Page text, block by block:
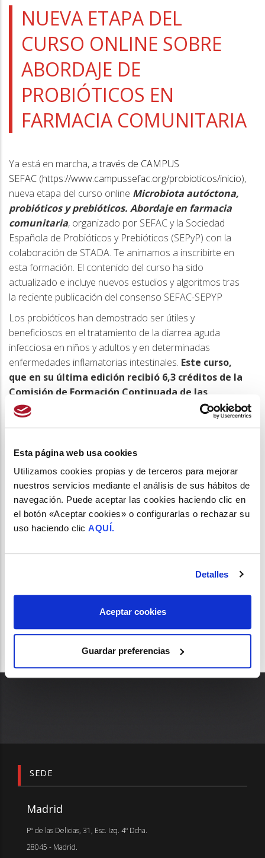
Esta página web usa cookies
Utilizamos cookies propias y de terceros para mejorar
nuestros servicios mediante el análisis de sus hábitos de
navegación. Puede aceptar las cookies haciendo clic en
el botón «Aceptar cookies» o configurarlas o rechazar su
uso haciendo clic AQUÍ.
Detalles
Aceptar cookies
Guardar preferencias
la
navegación
NUEVA ETAPA DEL
CURSO ONLINE SOBRE
ABORDAJE DE
PROBIÓTICOS EN
FARMACIA COMUNITARIA
Ya está en marcha, a través de CAMPUS
SEFAC (https://www.campussefac.org/probioticos/inicio), la
nueva etapa del curso online Microbiota autóctona,
probióticos y prebióticos. Abordaje en farmacia
comunitaria, organizado por SEFAC y la Sociedad
Española de Probióticos y Prebióticos (SEPyP) con la
colaboración de STADA. Te animamos a inscribirte en
esta formación. El contenido del curso ha sido
actualizado e incluye nuevos estudios y algoritmos tras
la reciente publicación del consenso SEFAC-SEPYP
Los probióticos han demostrado ser útiles y
beneficiosos en el tratamiento de la diarrea aguda
infecciosa en niños y adultos y en determinadas
enfermedades inflamatorias intestinales. Este curso,
que en su última edición recibió 6,3 créditos de la
Comisión de Formación Continuada de las
Profesiones Sanitarias, permite dotar al
farmacéutico comunitario de una visión
proporciona estrategias para su dispensación e
indicación como herramientas terapéuticas.
El curso es gratuito y exclusivo para socios de
SEFAC e invitados por STADA . Puedes hacerte socio
aquí: www.sefac.org/asociate.
SEDE
Madrid
Pº de las Delicias, 31, Esc. Izq. 4º Dcha.
28045 - Madrid.